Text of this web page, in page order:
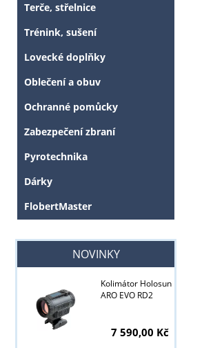
Terče, střelnice
Trénink, sušení
Lovecké doplňky
Oblečení a obuv
Ochranné pomůcky
Zabezpečení zbraní
Pyrotechnika
Dárky
FlobertMaster
NOVINKY
Kolimátor Holosun
ARO EVO RD2
7 590,00 Kč